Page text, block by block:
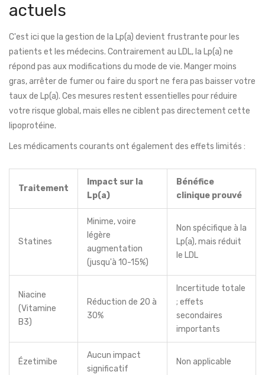
actuels
C'est ici que la gestion de la Lp(a) devient frustrante pour les
patients et les médecins. Contrairement au LDL, la Lp(a) ne
répond pas aux modifications du mode de vie. Manger moins
gras, arrêter de fumer ou faire du sport ne fera pas baisser votre
taux de Lp(a). Ces mesures restent essentielles pour réduire
votre risque global, mais elles ne ciblent pas directement cette
lipoprotéine.
Les médicaments courants ont également des effets limités :
Traitement
Impact sur la
Lp(a)
Bénéfice
clinique prouvé
Statines
Minime, voire
légère
augmentation
(jusqu'à 10-15%)
Non spécifique à la
Lp(a), mais réduit
le LDL
Niacine
(Vitamine
B3)
Réduction de 20 à
30%
Incertitude totale
; effets
secondaires
importants
Ézetimibe
Aucun impact
significatif
Non applicable